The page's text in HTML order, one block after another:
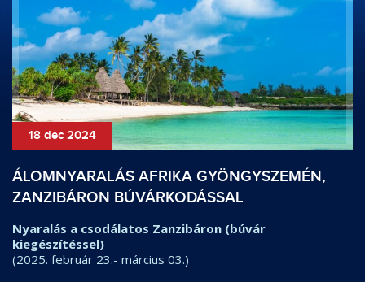
18 dec 2024
ÁLOMNYARALÁS AFRIKA GYÖNGYSZEMÉN,
ZANZIBÁRON BÚVÁRKODÁSSAL
Nyaralás a csodálatos Zanzibáron (búvár
kiegészítéssel)
(2025. február 23.- március 03.)